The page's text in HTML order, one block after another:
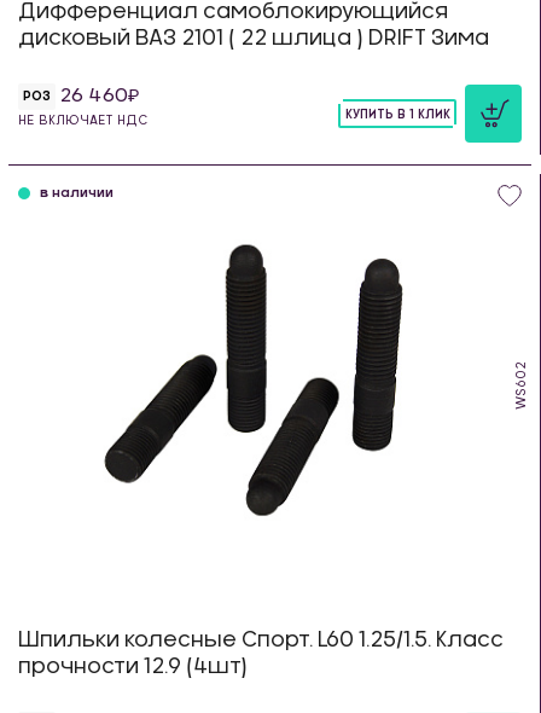
Дифференциал самоблокирующийся
дисковый ВАЗ 2101 ( 22 шлица ) DRIFT Зима
РОЗ 26 460
НЕ ВКЛЮЧАЕТ НДС
КУПИТЬ В 1 КЛИК
WS602
в наличии
Шпильки колесные Спорт. L60 1.25/1.5. Класс
прочности 12.9 (4шт)